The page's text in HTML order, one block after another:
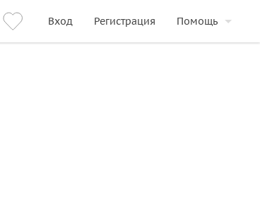
Вход Регистрация Помощь